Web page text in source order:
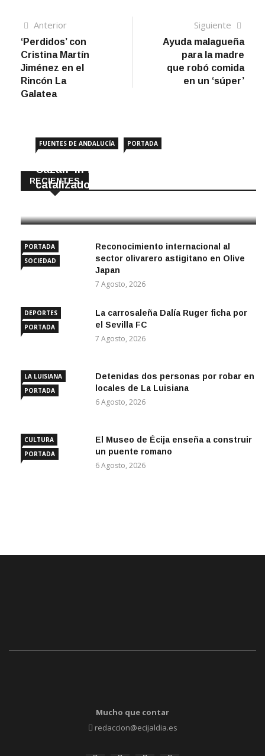
Navegación
de
entradas
AnteriorArtículo
anterior
‘Perdidos’ con
Cristina Martín
Jiménez en el
Rincón La
Galatea
Siguiente
Ayuda malagueña
para la madre
que robó comida
en un ‘súper’
RECIENTES
FUENTES DE ANDALUCÍA PORTADA
Cazan ‘in fraganti’ a ladrones de
catalizadores
PORTADA
SOCIEDAD
Reconocimiento internacional al
sector olivarero astigitano en Olive
Japan
7 Agosto, 2026
DEPORTES
PORTADA
La carrosaleña Dalía Ruger ficha por
el Sevilla FC
7 Agosto, 2026
LA LUISIANA
PORTADA
Detenidas dos personas por robar en
locales de La Luisiana
6 Agosto, 2026
CULTURA
PORTADA
El Museo de Écija enseña a construir
un puente romano
6 Agosto, 2026
Mucho que contar
redaccion@ecijaldia.es